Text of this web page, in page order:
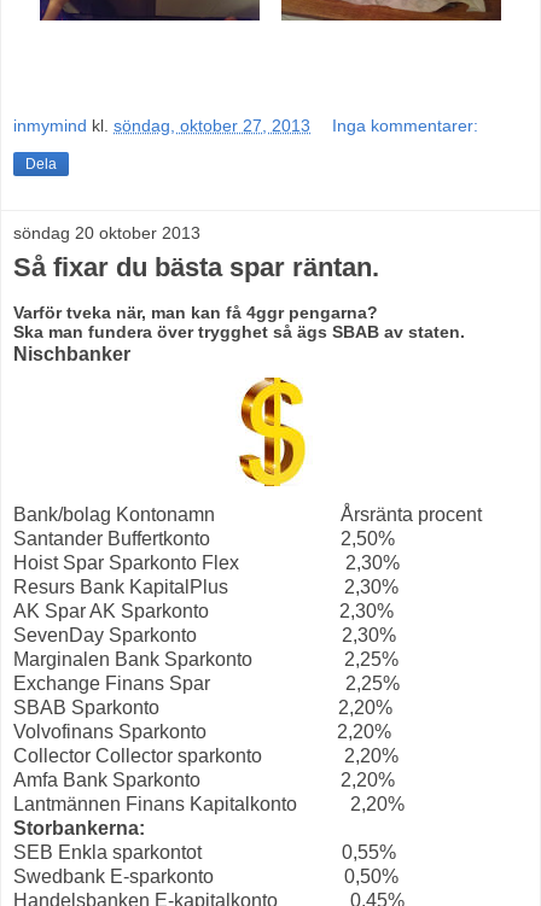
inmymind kl. söndag, oktober 27, 2013 Inga kommentarer:
Dela
söndag 20 oktober 2013
Så fixar du bästa spar räntan.
Varför tveka när, man kan få 4ggr pengarna?
Ska man fundera över trygghet så ägs SBAB av staten.
Nischbanker
Bank/bolag Kontonamn Årsränta procent
Santander Buffertkonto 2,50%
Hoist Spar Sparkonto Flex 2,30%
Resurs Bank KapitalPlus 2,30%
AK Spar AK Sparkonto 2,30%
SevenDay Sparkonto 2,30%
Marginalen Bank Sparkonto 2,25%
Exchange Finans Spar 2,25%
SBAB Sparkonto 2,20%
Volvofinans Sparkonto 2,20%
Collector Collector sparkonto 2,20%
Amfa Bank Sparkonto 2,20%
Lantmännen Finans Kapitalkonto 2,20%
Storbankerna:
SEB Enkla sparkontot 0,55%
Swedbank E-sparkonto 0,50%
Handelsbanken E-kapitalkonto 0,45%